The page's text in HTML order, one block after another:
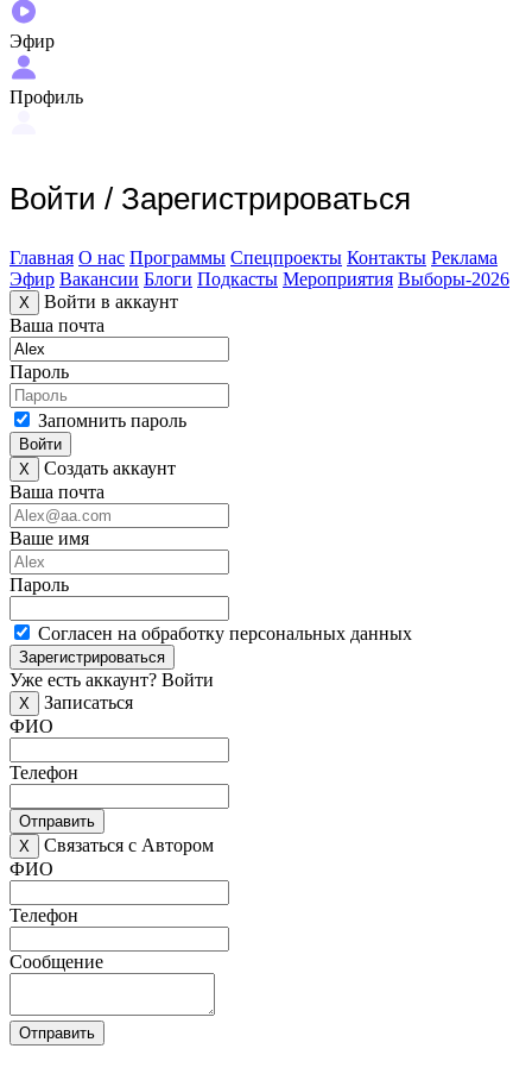
Эфир
Профиль
Войти / Зарегистрироваться
Главная О нас Программы Спецпроекты Контакты Реклама
Эфир Вакансии Блоги Подкасты Мероприятия Выборы-2026
X
Войти в аккаунт
Ваша почта
Пароль
Запомнить пароль
Войти
X
Создать аккаунт
Ваша почта
Ваше имя
Пароль
Согласен на обработку персональных данных
Зарегистрироваться
Уже есть аккаунт? Войти
X
Записаться
ФИО
Телефон
Отправить
X
Связаться с Автором
ФИО
Телефон
Сообщение
Отправить